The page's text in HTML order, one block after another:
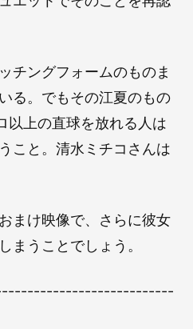
チングフォームのものま
る。でもその江夏のもの
以上の直球を放れる人は
こと。清水ミチコさんは
まけ映像で、さらに彼女
まうことでしょう。